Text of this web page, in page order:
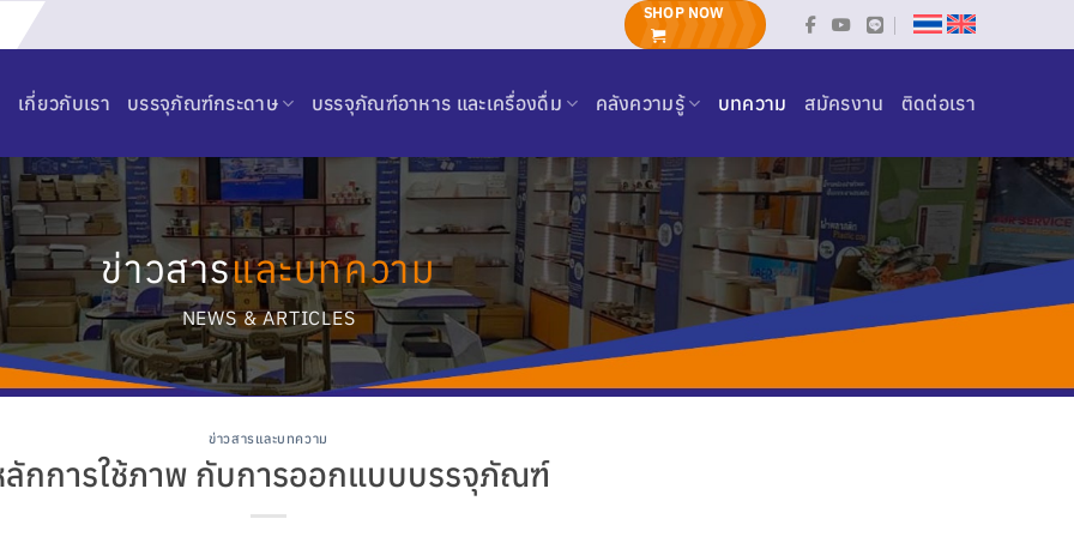
SHOP NOW
เกี่ยวกับเรา บรรจุภัณฑ์กระดาษ บรรจุภัณฑ์อาหาร และเครื่องดื่ม คลังความรู้ บทความ สมัครงาน ติดต่อเรา
ข่าวสารและบทความ
NEWS & ARTICLES
ข่าวสารและบทความ
ลักการใช้ภาพ กับการออกแบบบรรจุภัณฑ์